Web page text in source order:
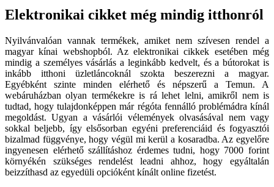
Elektronikai cikket még mindig itthonról
Nyilvánvalóan vannak termékek, amiket nem szívesen rendel a
magyar kínai webshopból. Az elektronikai cikkek esetében még
mindig a személyes vásárlás a leginkább kedvelt, és a bútorokat is
inkább itthoni üzletláncoknál szokta beszerezni a magyar.
Egyébként szinte minden elérhető és népszerű a Temun. A
webáruházban olyan termékekre is rá lehet lelni, amikről nem is
tudtad, hogy tulajdonképpen már régóta fennálló problémádra kínál
megoldást. Ugyan a vásárlói vélemények olvasásával nem vagy
sokkal beljebb, így elsősorban egyéni preferenciáid és fogyasztói
bizalmad függvénye, hogy végül mi kerül a kosaradba. Az egyelőre
ingyenesen elérhető szállításhoz érdemes tudni, hogy 7000 forint
környékén szükséges rendelést leadni ahhoz, hogy egyáltalán
beizzíthasd az egyedüli opcióként kínált online fizetést.